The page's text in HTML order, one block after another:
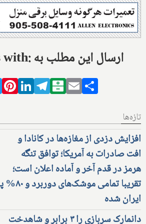
Share this with: ارسال این مطلب به
TwitterPinterestLinkedIn
Telegram
Balatarin
Email
تازه‌ها
افزایش دزدی از مغازه‌ها در کانادا و
افت صادرات به آمریکا؛ توافق تنگه
هرمز در قدم آخر و آماده اعلان است؛
تقریبا
ایران شده
دانمارک سربازی را ۳ برابر و شاهدخت